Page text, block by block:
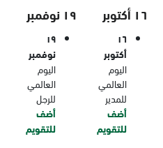
١٦ أكتوبر
١٦
أكتوبر
اليوم
العالمي
للمدير
أضف
للتقويم
١٩ نوفمبر
١٩
نوفمبر
اليوم
العالمي
للرجل
أضف
للتقويم